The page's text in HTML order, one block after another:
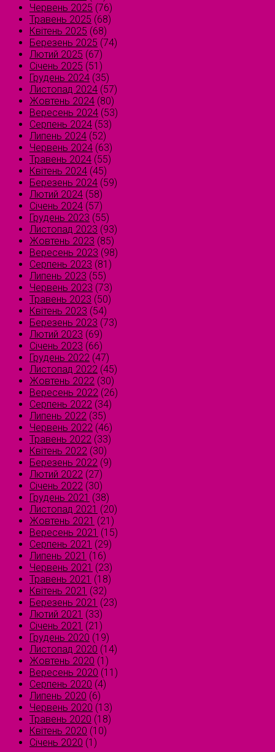
Червень 2025 (76)
Травень 2025 (68)
Квітень 2025 (68)
Березень 2025 (74)
Лютий 2025 (67)
Січень 2025 (51)
Грудень 2024 (35)
Листопад 2024 (57)
Жовтень 2024 (80)
Вересень 2024 (53)
Серпень 2024 (53)
Липень 2024 (52)
Червень 2024 (63)
Травень 2024 (55)
Квітень 2024 (45)
Березень 2024 (59)
Лютий 2024 (58)
Січень 2024 (57)
Грудень 2023 (55)
Листопад 2023 (93)
Жовтень 2023 (85)
Вересень 2023 (98)
Серпень 2023 (81)
Липень 2023 (55)
Червень 2023 (73)
Травень 2023 (50)
Квітень 2023 (54)
Березень 2023 (73)
Лютий 2023 (69)
Січень 2023 (66)
Грудень 2022 (47)
Листопад 2022 (45)
Жовтень 2022 (30)
Вересень 2022 (26)
Серпень 2022 (34)
Липень 2022 (35)
Червень 2022 (46)
Травень 2022 (33)
Квітень 2022 (30)
Березень 2022 (9)
Лютий 2022 (27)
Січень 2022 (30)
Грудень 2021 (38)
Листопад 2021 (20)
Жовтень 2021 (21)
Вересень 2021 (15)
Серпень 2021 (29)
Липень 2021 (16)
Червень 2021 (23)
Травень 2021 (18)
Квітень 2021 (32)
Березень 2021 (23)
Лютий 2021 (33)
Січень 2021 (21)
Грудень 2020 (19)
Листопад 2020 (14)
Жовтень 2020 (1)
Вересень 2020 (11)
Серпень 2020 (4)
Липень 2020 (6)
Червень 2020 (13)
Травень 2020 (18)
Квітень 2020 (10)
Січень 2020 (1)